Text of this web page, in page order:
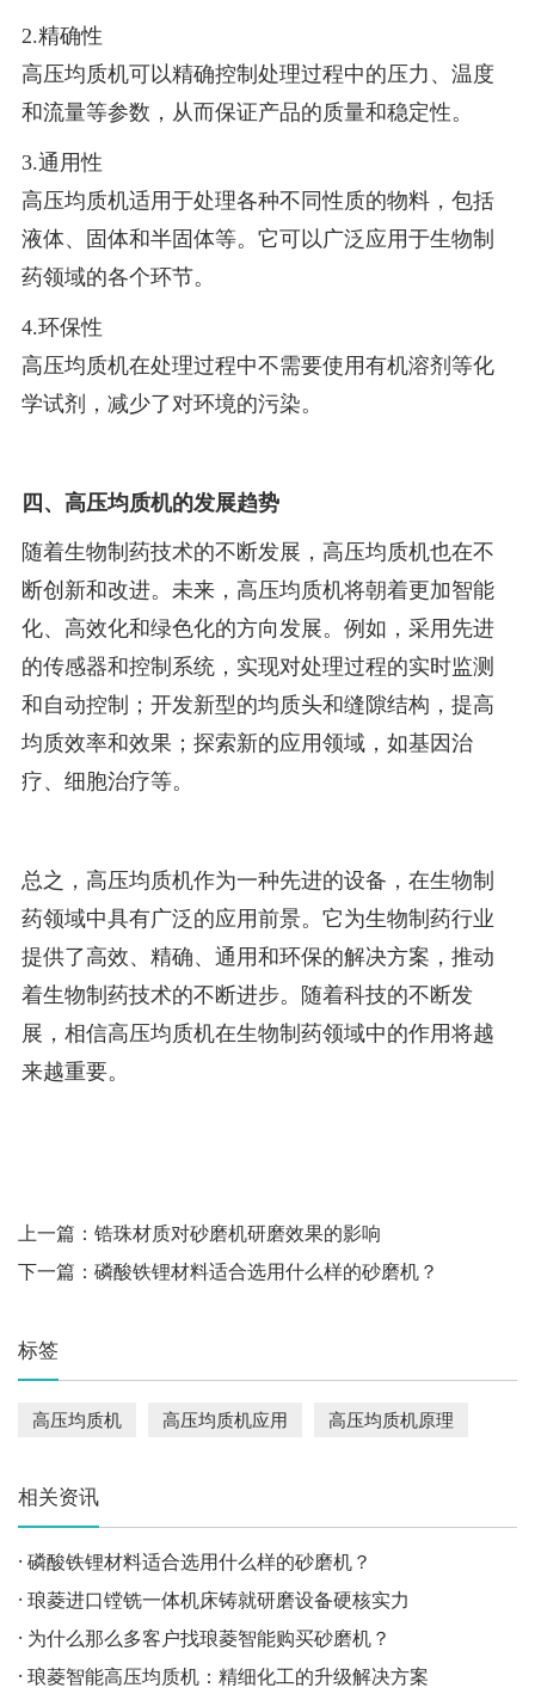
2.精确性
高压均质机可以精确控制处理过程中的压力、温度
和流量等参数，从而保证产品的质量和稳定性。
3.通用性
高压均质机适用于处理各种不同性质的物料，包括
液体、固体和半固体等。它可以广泛应用于生物制
药领域的各个环节。
4.环保性
高压均质机在处理过程中不需要使用有机溶剂等化
学试剂，减少了对环境的污染。
四、高压均质机的发展趋势
随着生物制药技术的不断发展，高压均质机也在不
断创新和改进。未来，高压均质机将朝着更加智能
化、高效化和绿色化的方向发展。例如，采用先进
的传感器和控制系统，实现对处理过程的实时监测
和自动控制；开发新型的均质头和缝隙结构，提高
均质效率和效果；探索新的应用领域，如基因治
疗、细胞治疗等。
总之，高压均质机作为一种先进的设备，在生物制
药领域中具有广泛的应用前景。它为生物制药行业
提供了高效、精确、通用和环保的解决方案，推动
着生物制药技术的不断进步。随着科技的不断发
展，相信高压均质机在生物制药领域中的作用将越
来越重要。
上一篇： 锆珠材质对砂磨机研磨效果的影响
下一篇： 磷酸铁锂材料适合选用什么样的砂磨机？
标签
高压均质机 高压均质机应用 高压均质机原理
相关资讯
· 磷酸铁锂材料适合选用什么样的砂磨机？
· 琅菱进口镗铣一体机床铸就研磨设备硬核实力
· 为什么那么多客户找琅菱智能购买砂磨机？
· 琅菱智能高压均质机：精细化工的升级解决方案